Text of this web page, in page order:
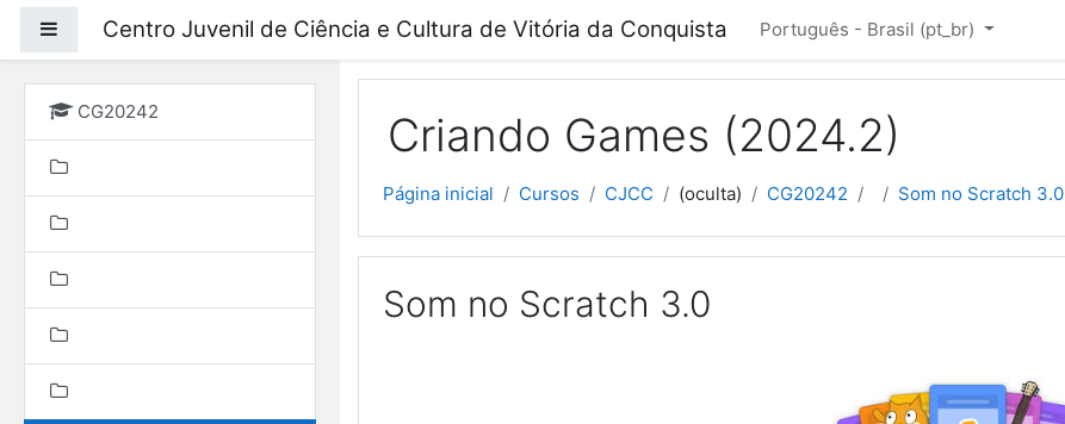
Painel lateral
Centro Juvenil de Ciência e Cultura de Vitória da Conquista Português - Brasil ‎(pt_br)‎
CG20242 Criando Games (2024.2)
Página inicial Cursos CJCC (oculta) CG20242 Som no Scratch 3.0
Som no Scratch 3.0